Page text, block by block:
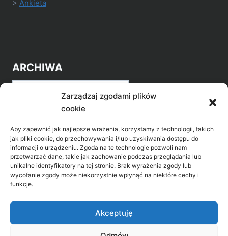
Zarządzaj zgodami plików
cookie
Aby zapewnić jak najlepsze wrażenia, korzystamy z technologii, takich
jak pliki cookie, do przechowywania i/lub uzyskiwania dostępu do
informacji o urządzeniu. Zgoda na te technologie pozwoli nam
przetwarzać dane, takie jak zachowanie podczas przeglądania lub
unikalne identyfikatory na tej stronie. Brak wyrażenia zgody lub
wycofanie zgody może niekorzystnie wpłynąć na niektóre cechy i
funkcje.
Akceptuję
> Ankieta
ARCHIWA
Archiwa
POZNAJ LEPIEJ NASZ REGION
>Gołdap Mazurski Zdrój